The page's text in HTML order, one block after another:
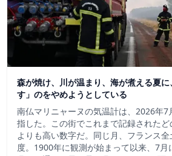
森が焼け、川が温まり、海が煮える夏
す」のをやめようとしている
南仏マリニャーヌの気温計は、2026年7
指した。この街でこれまで記録された
よりも高い数字だ。同じ月、フランス
度。1900年に観測が始まって以来、7月